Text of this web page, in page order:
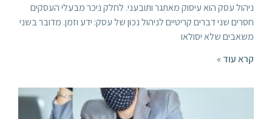
ניהול עסק הוא עיסוק מאתגר ותובעני. לחלק ניכר מבעלי העסקים
חסרים שני דברים קריטיים לניהול נכון של עסק: ידע וזמן. מדובר בשני
משאבים שלא יסולאו
קרא עוד »